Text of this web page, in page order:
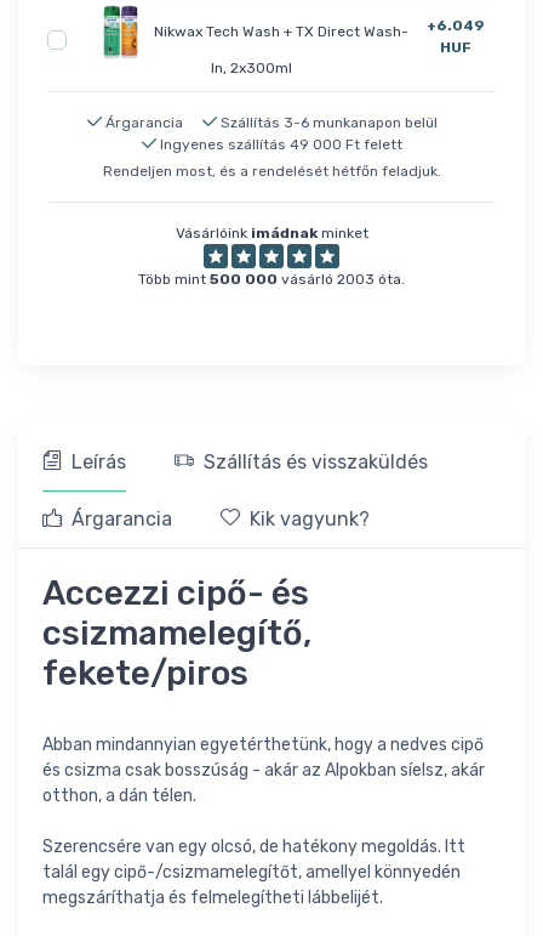
Nikwax Tech Wash + TX Direct Wash-
In, 2x300ml
+6.049
HUF
Árgarancia
Szállítás 3-6 munkanapon belül
Ingyenes szállítás 49 000 Ft felett
Rendeljen most, és a rendelését hétfőn feladjuk.
Vásárlóink imádnakminket
Több mint 500 000 vásárló 2003 óta.
Leírás Szállítás és visszaküldés
Árgarancia Kik vagyunk?
Accezzi cipő- és
csizmamelegítő,
fekete/piros
Abban mindannyian egyetérthetünk, hogy a nedves cipő
és csizma csak bosszúság - akár az Alpokban síelsz, akár
otthon, a dán télen.
Szerencsére van egy olcsó, de hatékony megoldás. Itt
talál egy cipő-/csizmamelegítőt, amellyel könnyedén
megszáríthatja és felmelegítheti lábbelijét.